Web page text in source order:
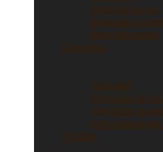
Bracciali in oro
Bracciali in
Bracciali tennis
Orecchini
Vedi tutti
Orecchini in oro
Orecchini in
Orecchini
Collane